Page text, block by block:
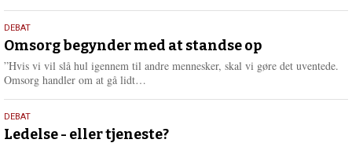
e
r
e
9.
juli
2026
DEBAT
Omsorg begynder med at standse op
”Hvis vi vil slå hul igennem til andre mennesker, skal vi gøre det uventede.
Omsorg handler om at gå lidt…
e
10.
juni
DEBAT
Ledelse - eller tjeneste?